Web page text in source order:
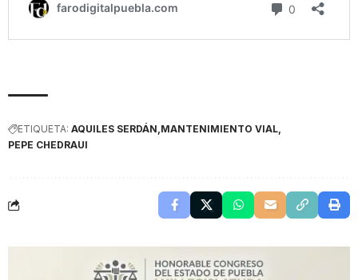
ETIQUETA: AQUILES SERDÁN MANTENIMIENTO VIAL
PEPE CHEDRAUI